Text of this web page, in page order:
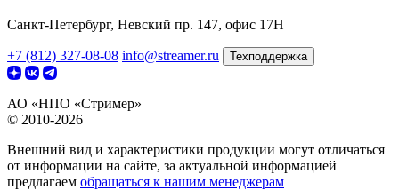
Санкт-Петербург, Невский пр. 147, офис 17Н
+7 (812) 327-08-08 info@streamer.ru Техподдержка
АО «НПО «Стример»
© 2010-2026
Внешний вид и характеристики продукции могут отличаться
от информации на сайте, за актуальной информацией
предлагаем обращаться к нашим менеджерам